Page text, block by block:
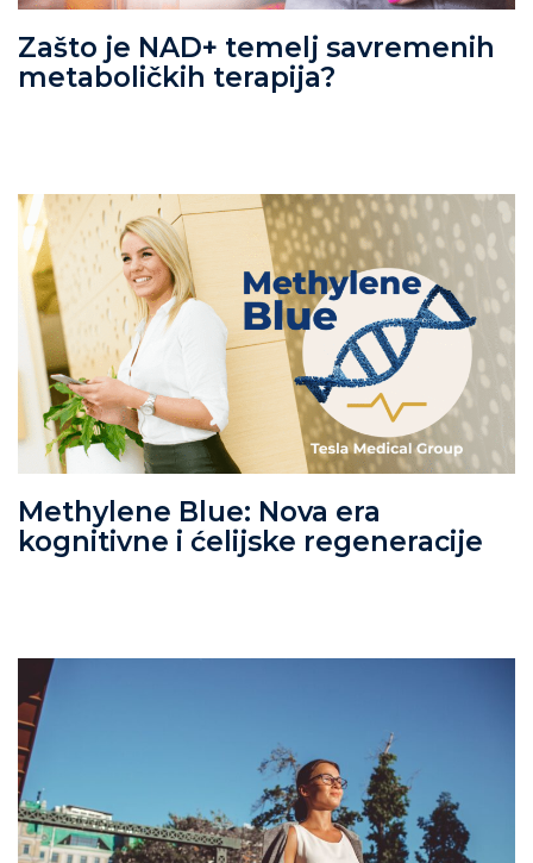
Zašto je NAD+ temelj savremenih
metaboličkih terapija?
Methylene Blue: Nova era
kognitivne i ćelijske regeneracije